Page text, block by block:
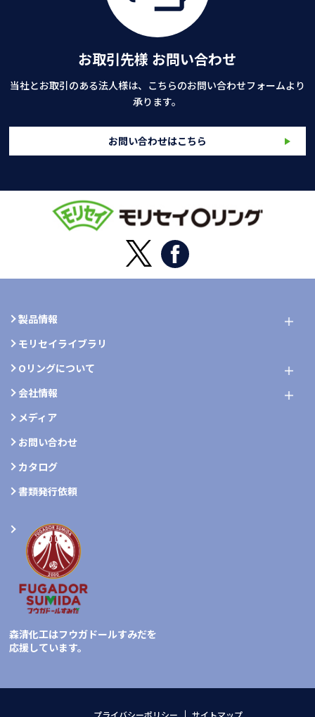
お取引先様 お問い合わせ
当社とお取引のある法人様は、こちらのお問い合わせフォームより
承ります。
お問い合わせはこちら
製品情報
モリセイライブラリ
Oリングについて
会社情報
メディア
お問い合わせ
カタログ
書類発行依頼
森清化工はフウガドールすみだを
応援しています。
プライバシーポリシー サイトマップ